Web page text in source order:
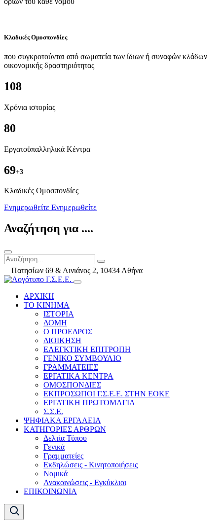
Κλαδικές Ομοσπονδίες
που συγκροτούνται από σωματεία των ίδιων ή συναφών κλάδων
οικονομικής δραστηριότητας
108
Χρόνια ιστορίας
80
Εργατοϋπαλληλικά Κέντρα
69+3
Kλαδικές Ομοσπονδίες
Ενημερωθείτε Ενημερωθείτε
Αναζήτηση για ....
Πατησίων 69 & Αινιάνος 2, 10434 Αθήνα
ΑΡΧΙΚΗ
ΤΟ ΚΙΝΗΜΑ
ΙΣΤΟΡΙΑ
ΔΟΜΗ
Ο ΠΡΟΕΔΡΟΣ
ΔΙΟΙΚΗΣΗ
ΕΛΕΓΚΤΙΚΗ ΕΠΙΤΡΟΠΗ
ΓΕΝΙΚΟ ΣΥΜΒΟΥΛΙΟ
ΓΡΑΜΜΑΤΕΙΕΣ
ΕΡΓΑΤΙΚΑ ΚΕΝΤΡΑ
ΟΜΟΣΠΟΝΔΙΕΣ
ΕΚΠΡΟΣΩΠΟΙ Γ.Σ.Ε.Ε. ΣΤΗΝ ΕΟΚΕ
ΕΡΓΑΤΙΚΗ ΠΡΩΤΟΜΑΓΙΑ
Σ.Σ.Ε.
ΨΗΦΙΑΚΑ ΕΡΓΑΛΕΙΑ
ΚΑΤΗΓΟΡΙΕΣ ΑΡΘΡΩΝ
Δελτία Τύπου
Γενικά
Γραμματείες
Εκδηλώσεις - Κινητοποιήσεις
Νομικά
Ανακοινώσεις - Εγκύκλιοι
ΕΠΙΚΟΙΝΩΝΙΑ